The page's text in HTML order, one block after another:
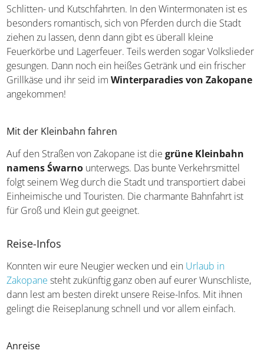
Schlitten- und Kutschfahrten. In den Wintermonaten ist es
besonders romantisch, sich von Pferden durch die Stadt
ziehen zu lassen, denn dann gibt es überall kleine
Feuerkörbe und Lagerfeuer. Teils werden sogar Volkslieder
gesungen. Dann noch ein heißes Getränk und ein frischer
Grillkäse und ihr seid imWinterparadies von Zakopane
angekommen!
Mit der Kleinbahn fahren
Auf den Straßen von Zakopane ist diegrüne Kleinbahn
namens Śwarno unterwegs. Das bunte Verkehrsmittel
folgt seinem Weg durch die Stadt und transportiert dabei
Einheimische und Touristen. Die charmante Bahnfahrt ist
für Groß und Klein gut geeignet.
Reise-Infos
Konnten wir eure Neugier wecken und ein Urlaub in
Zakopane steht zukünftig ganz oben auf eurer Wunschliste,
dann lest am besten direkt unsere Reise-Infos. Mit ihnen
gelingt die Reiseplanung schnell und vor allem einfach.
Anreise